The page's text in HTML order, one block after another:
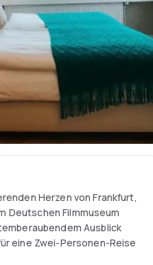
Herzen von Frankfurt,
Deutschen Filmmuseum
Ausblick
eine Zwei-Personen-Reise